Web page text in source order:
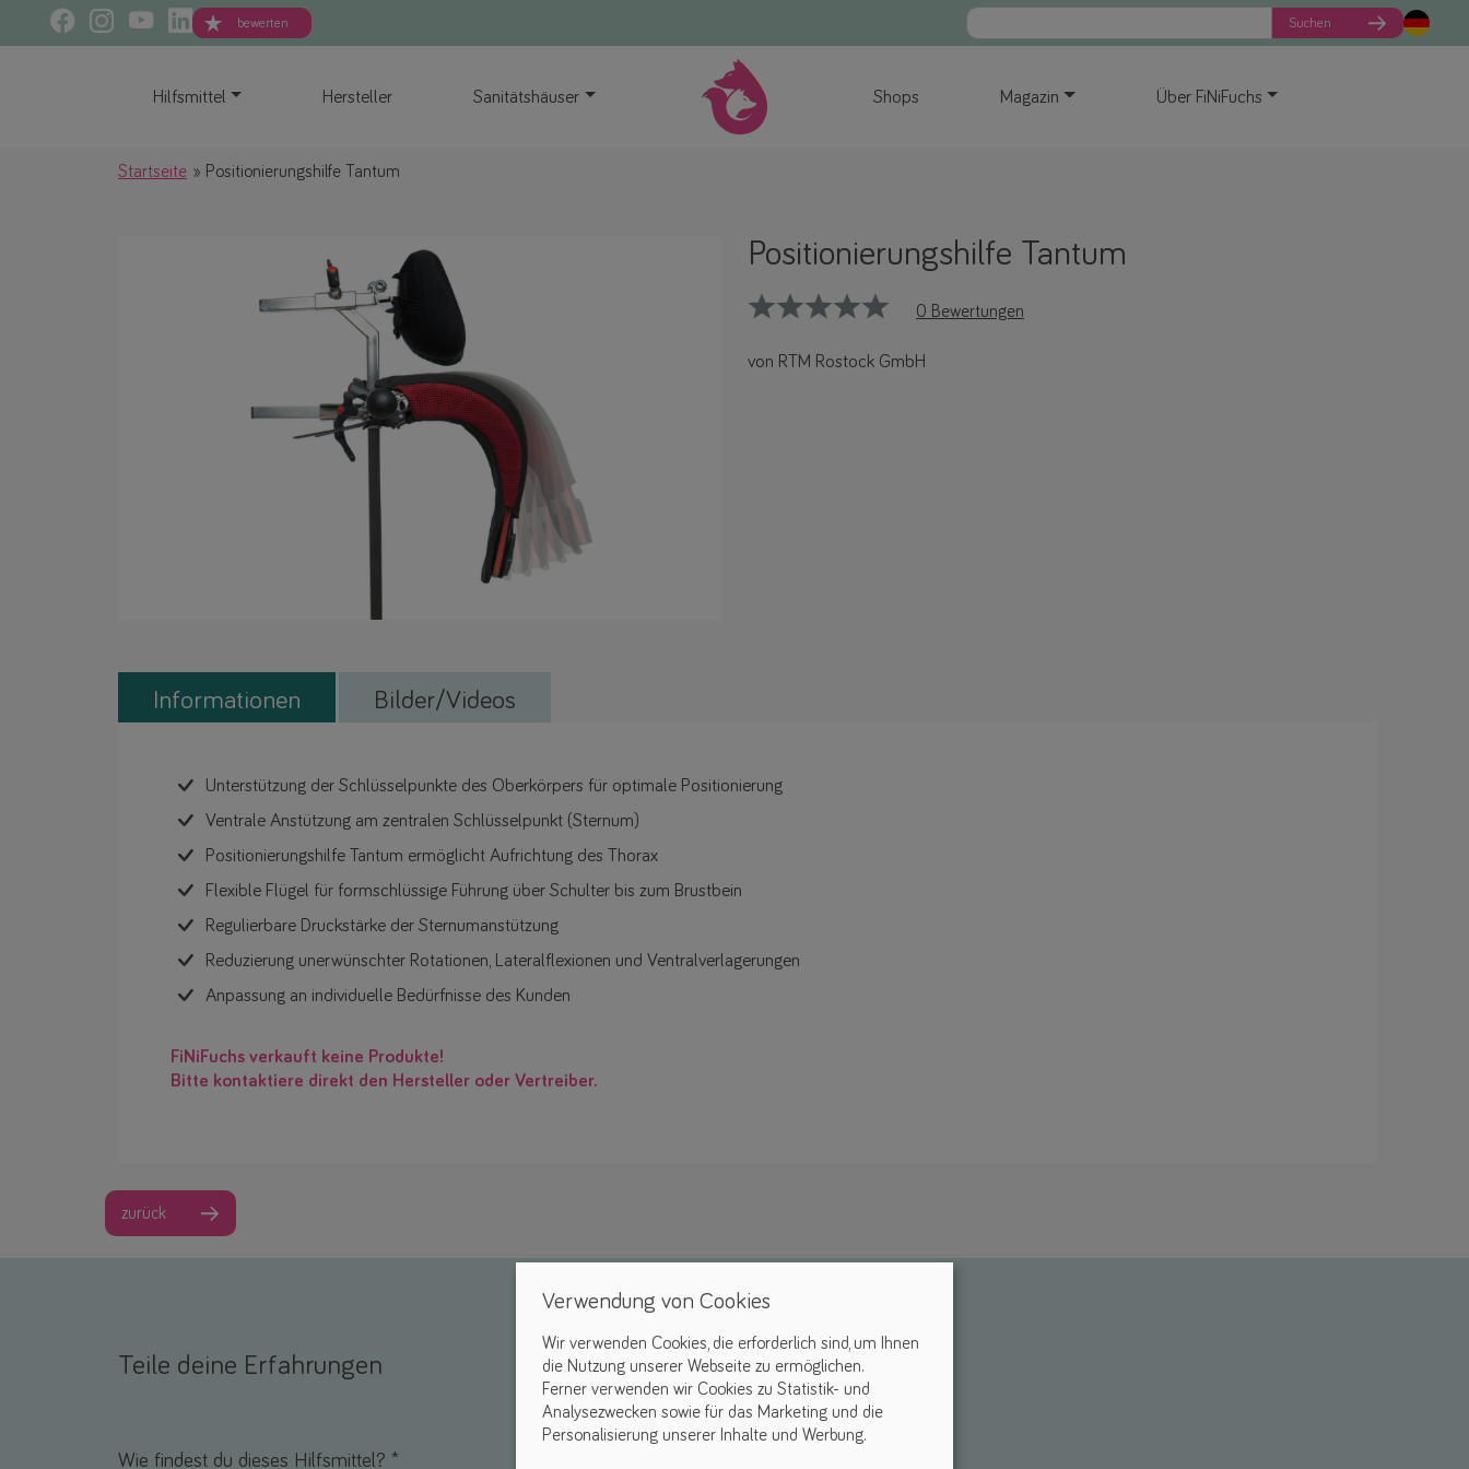
bewerten Suchen
Hilfsmittel Hersteller Sanitätshäuser Shops Magazin Über FiNiFuchs
Startseite Positionierungshilfe Tantum
Positionierungshilfe Tantum
0 Bewertungen
von RTM Rostock GmbH
Informationen Bilder/Videos
Unterstützung der Schlüsselpunkte des Oberkörpers für optimale Positionierung
Ventrale Anstützung am zentralen Schlüsselpunkt (Sternum)
Positionierungshilfe Tantum ermöglicht Aufrichtung des Thorax
Flexible Flügel für formschlüssige Führung über Schulter bis zum Brustbein
Regulierbare Druckstärke der Sternumanstützung
Reduzierung unerwünschter Rotationen, Lateralflexionen und Ventralverlagerungen
Anpassung an individuelle Bedürfnisse des Kunden
FiNiFuchs verkauft keine Produkte!
Bitte kontaktiere direkt den Hersteller oder Vertreiber.
zurück
Teile deine Erfahrungen
Wie findest du dieses Hilfsmittel? *
Verwendung von Cookies
Wir verwenden Cookies, die erforderlich sind, um Ihnen
die Nutzung unserer Webseite zu ermöglichen.
Ferner verwenden wir Cookies zu Statistik- und
Analysezwecken sowie für das Marketing und die
Personalisierung unserer Inhalte und Werbung.